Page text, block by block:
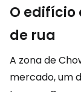
O edifício
de rua
A zona de
mercado, um